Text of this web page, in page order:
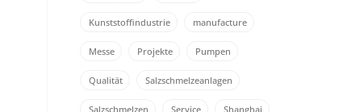
Kunststoffindustrie manufacture
Messe Projekte Pumpen
Qualität Salzschmelzeanlagen
Salzschmelzen Service Shanghai